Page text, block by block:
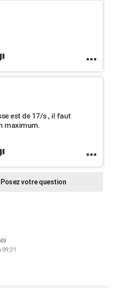
est de 17/s , il faut
maximum.
Posez votre question
09:21